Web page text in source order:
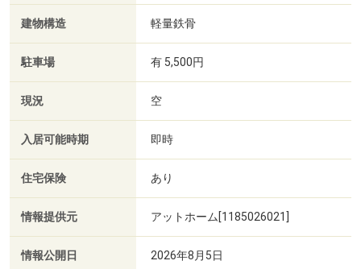
建物構造 軽量鉄骨
駐車場 有 5,500円
現況 空
入居可能時期 即時
住宅保険 あり
情報提供元 アットホーム[1185026021]
情報公開日 2026年8月5日